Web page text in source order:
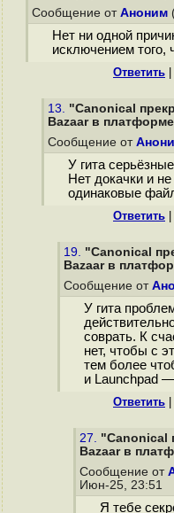
Сообщение от Аноним
Нет ни одной
исключением того,
Ответить
13. "Canonical
Bazaar в
Сообщение от
У гита
Нет докачки и
одинаковые
Ответить
19. "Canonical
Bazaar в
Сообщение от
У гита
соврать. К
нет, чтобы с
тем более
и Launchpad
Ответить
27. "Canonical
Bazaar в
Сообщение от
Июн-25, 23:51
Я тебе